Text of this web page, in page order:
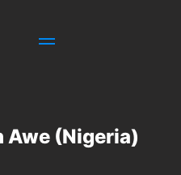
Awe (Nigeria)